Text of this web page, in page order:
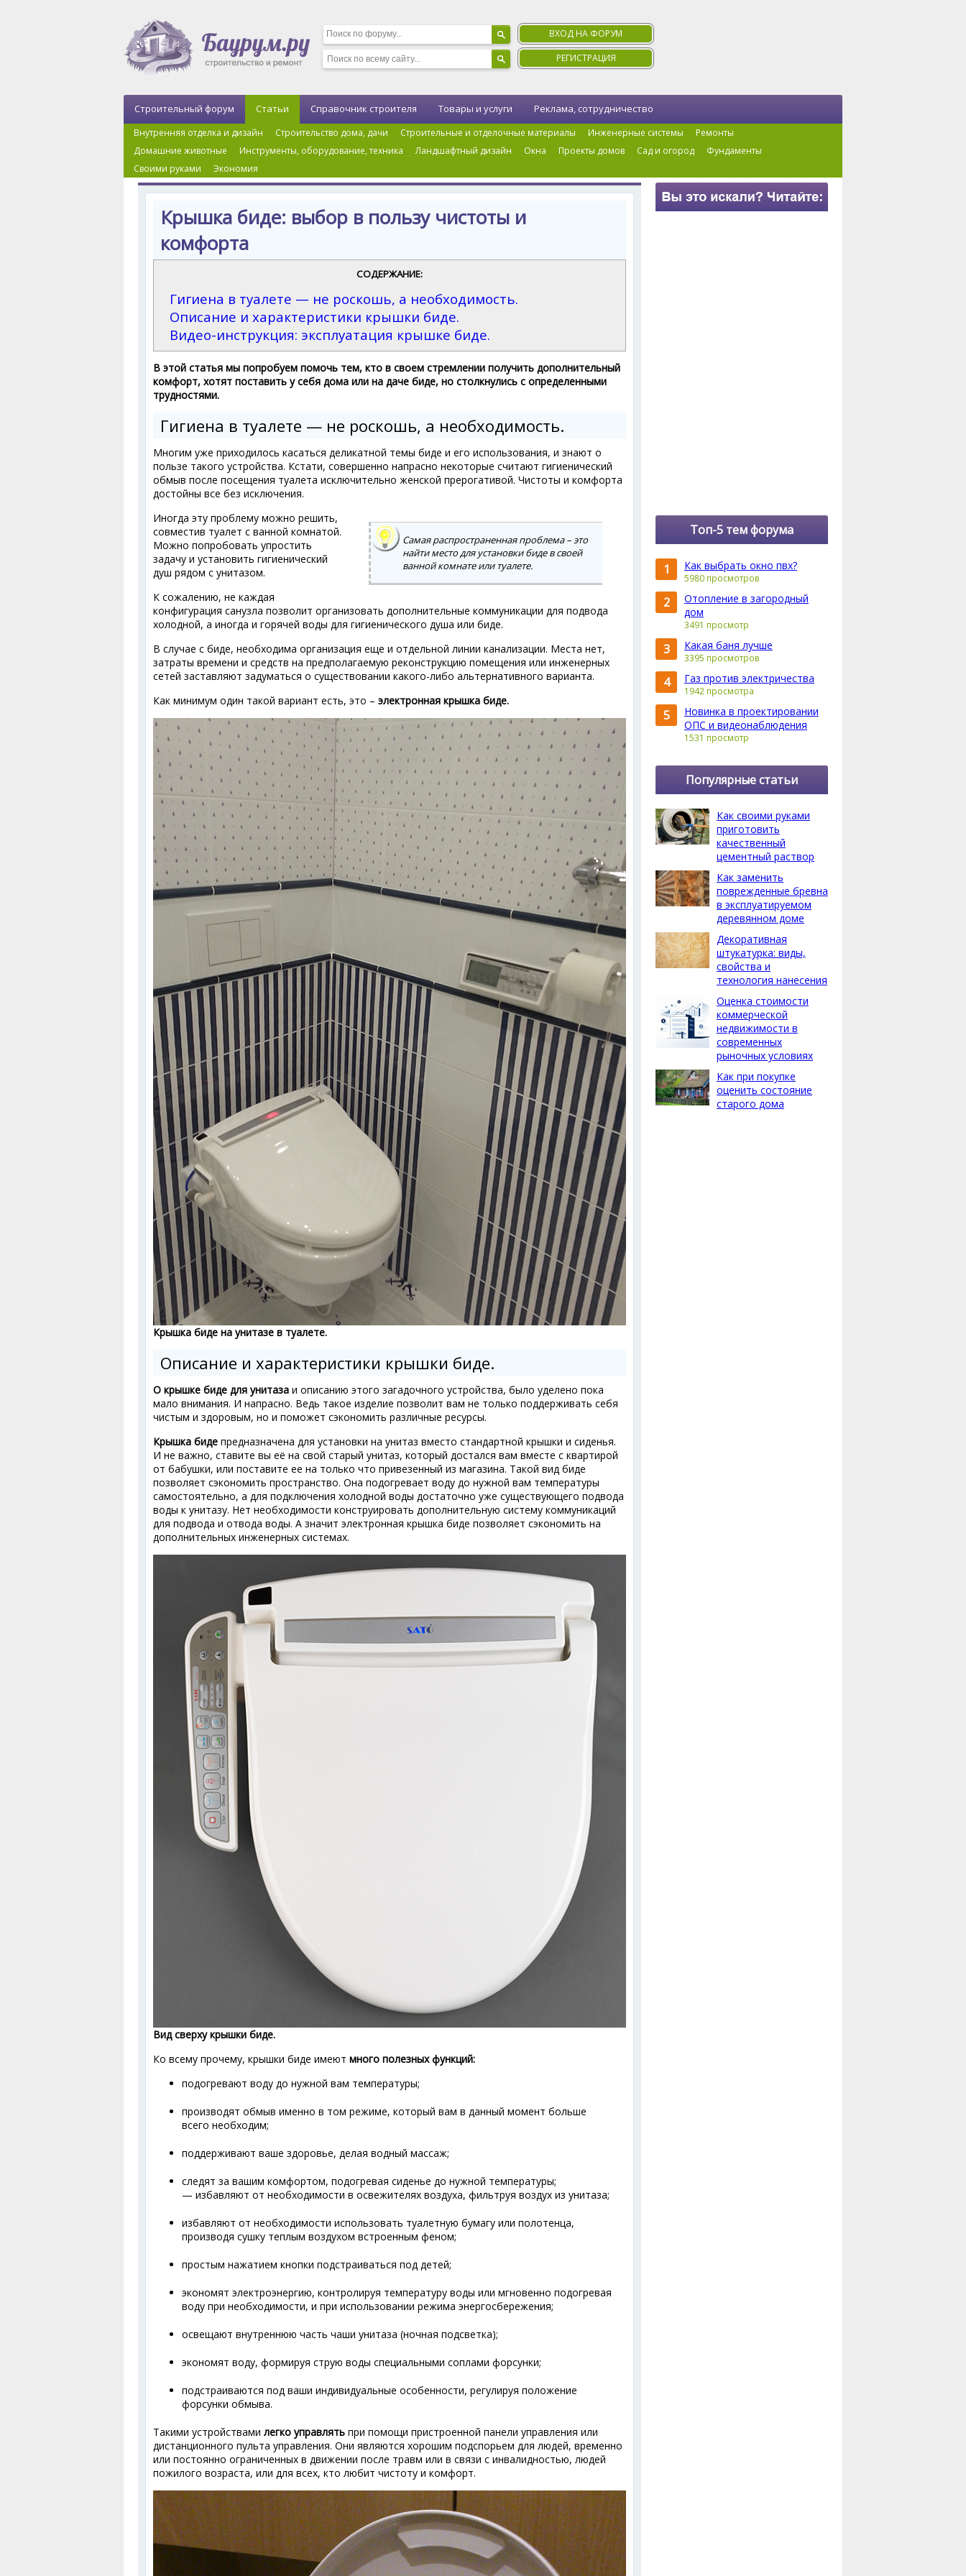
ВХОД НА ФОРУМ
РЕГИСТРАЦИЯ
Строительный форум Статьи
Внутренняя отделка и дизайн Строительство дома, дачи Строительные и отделочные материалы Инженерные системы
Ремонты
Домашние животные
Инструменты, оборудование, техника Ландшафтный дизайн Окна Проекты домов Сад и огород
Фундаменты
Своими руками
Экономия
Справочник строителя Товары и услуги Реклама, сотрудничество
Главная ›Внутренняя отделка и дизайн
Крышка биде: выбор в пользу чистоты и
комфорта
СОДЕРЖАНИЕ:
Гигиена в туалете — не роскошь, а необходимость.
Описание и характеристики крышки биде.
Видео-инструкция: эксплуатация крышке биде.
В этой статья мы попробуем помочь тем, кто в своем стремлении получить дополнительный
комфорт, хотят поставить у себя дома или на даче биде, но столкнулись с определенными
трудностями.
Гигиена в туалете — не роскошь, а необходимость.
Многим уже приходилось касаться деликатной темы биде и его использования, и знают о
пользе такого устройства. Кстати, совершенно напрасно некоторые считают гигиенический
обмыв после посещения туалета исключительно женской прерогативой. Чистоты и комфорта
достойны все без исключения.
Самая распространенная проблема – это
найти место для установки биде в своей
ванной комнате или туалете.
Иногда эту проблему можно решить,
совместив туалет с ванной комнатой.
Можно попробовать упростить
задачу и установить гигиенический
душ рядом с унитазом.
К сожалению, не каждая
конфигурация санузла позволит организовать дополнительные коммуникации для подвода
холодной, а иногда и горячей воды для гигиенического душа или биде.
В случае с биде, необходима организация еще и отдельной линии канализации. Места нет,
затраты времени и средств на предполагаемую реконструкцию помещения или инженерных
сетей заставляют задуматься о существовании какого-либо альтернативного варианта.
Как минимум один такой вариант есть, это – электронная крышка биде.
Крышка биде на унитазе в туалете.
Описание и характеристики крышки биде.
О крышке биде для унитаза и описанию этого загадочного устройства, было уделено пока
мало внимания. И напрасно. Ведь такое изделие позволит вам не только поддерживать себя
чистым и здоровым, но и поможет сэкономить различные ресурсы.
Крышка биде предназначена для установки на унитаз вместо стандартной крышки и сиденья.
И не важно, ставите вы её на свой старый унитаз, который достался вам вместе с квартирой
от бабушки, или поставите ее на только что привезенный из магазина. Такой вид биде
позволяет сэкономить пространство. Она подогревает воду до нужной вам температуры
самостоятельно, а для подключения холодной воды достаточно уже существующего подвода
воды к унитазу. Нет необходимости конструировать дополнительную систему коммуникаций
для подвода и отвода воды. А значит электронная крышка биде позволяет сэкономить на
дополнительных инженерных системах.
Вид сверху крышки биде.
Ко всему прочему, крышки биде имеют много полезных функций:
подогревают воду до нужной вам температуры;
производят обмыв именно в том режиме, который вам в данный момент больше
всего необходим;
поддерживают ваше здоровье, делая водный массаж;
следят за вашим комфортом, подогревая сиденье до нужной температуры;
— избавляют от необходимости в освежителях воздуха, фильтруя воздух из унитаза;
избавляют от необходимости использовать туалетную бумагу или полотенца,
производя сушку теплым воздухом встроенным феном;
простым нажатием кнопки подстраиваться под детей;
экономят электроэнергию, контролируя температуру воды или мгновенно подогревая
воду при необходимости, и при использовании режима энергосбережения;
освещают внутреннюю часть чаши унитаза (ночная подсветка);
экономят воду, формируя струю воды специальными соплами форсунки;
подстраиваются под ваши индивидуальные особенности, регулируя положение
форсунки обмыва.
Такими устройствами легко управлять при помощи пристроенной панели управления или
дистанционного пульта управления. Они являются хорошим подспорьем для людей, временно
или постоянно ограниченных в движении после травм или в связи с инвалидностью, людей
пожилого возраста, или для всех, кто любит чистоту и комфорт.
Топ-5 тем форума
1 Как выбрать окно пвх?
5980 просмотров
2
Отопление в загородный
дом
3491 просмотр
3 Какая баня лучше
3395 просмотров
4 Газ против электричества
1942 просмотра
5
Новинка в проектировании
ОПС и видеонаблюдения
1531 просмотр
Популярные статьи
Как своими руками
приготовить
качественный
цементный раствор
Как заменить
поврежденные бревна
в эксплуатируемом
деревянном доме
Декоративная
штукатурка: виды,
свойства и
технология нанесения
Оценка стоимости
коммерческой
недвижимости в
современных
рыночных условиях
Как при покупке
оценить состояние
старого дома